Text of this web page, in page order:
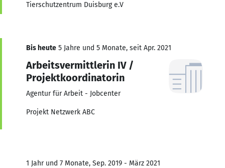
Tierschutzentrum Duisburg e.V
Bis heute 5 Jahre und 5 Monate, seit Apr. 2021
Arbeitsvermittlerin IV /
Projektkoordinatorin
Agentur für Arbeit - Jobcenter
Projekt Netzwerk ABC
1 Jahr und 7 Monate, Sep. 2019 - März 2021